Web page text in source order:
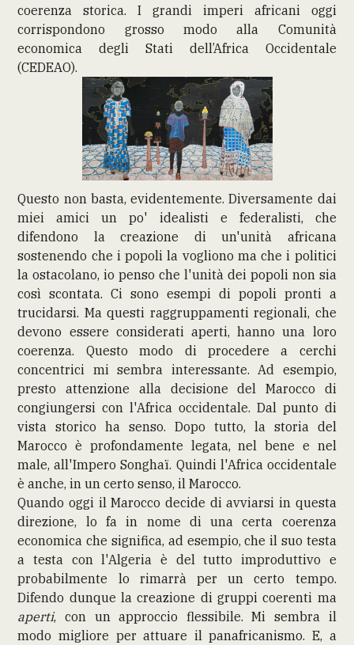
coerenza storica. I grandi imperi africani oggi
corrispondono grosso modo alla Comunità
economica degli Stati dell’Africa Occidentale
(CEDEAO).
Questo non basta, evidentemente. Diversamente dai
miei amici un po' idealisti e federalisti, che
difendono la creazione di un'unità africana
sostenendo che i popoli la vogliono ma che i politici
la ostacolano, io penso che l'unità dei popoli non sia
così scontata. Ci sono esempi di popoli pronti a
trucidarsi. Ma questi raggruppamenti regionali, che
devono essere considerati aperti, hanno una loro
coerenza. Questo modo di procedere a cerchi
concentrici mi sembra interessante. Ad esempio,
presto attenzione alla decisione del Marocco di
congiungersi con l'Africa occidentale. Dal punto di
vista storico ha senso. Dopo tutto, la storia del
Marocco è profondamente legata, nel bene e nel
male, all'Impero Songhaï. Quindi l'Africa occidentale
è anche, in un certo senso, il Marocco.
Quando oggi il Marocco decide di avviarsi in questa
direzione, lo fa in nome di una certa coerenza
economica che significa, ad esempio, che il suo testa
a testa con l'Algeria è del tutto improduttivo e
probabilmente lo rimarrà per un certo tempo.
Difendo dunque la creazione di gruppi coerenti ma
aperti, con un approccio flessibile. Mi sembra il
modo migliore per attuare il panafricanismo. E, a